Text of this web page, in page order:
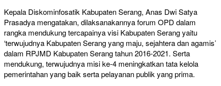
Kepala Diskominfosatik Kabupaten Serang, Anas Dwi Satya
Prasadya mengatakan, dilaksanakannya forum OPD dalam
rangka mendukung tercapainya visi Kabupaten Serang yaitu
‘terwujudnya Kabupaten Serang yang maju, sejahtera dan agamis’
dalam RPJMD Kabupaten Serang tahun 2016-2021. Serta
mendukung, terwujudnya misi ke-4 meningkatkan tata kelola
pemerintahan yang baik serta pelayanan publik yang prima.